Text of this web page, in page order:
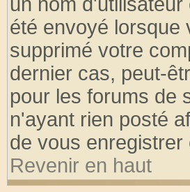
été envoyé lorsque
supprimé votre
dernier cas, peut-
pour les forums de
n'ayant rien posté
de vous
Revenir en haut